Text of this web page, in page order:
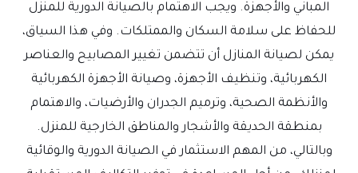
المباني والأجهزة. ويجب الاهتمام بالصيانة الدورية للمنزل
للحفاظ على سلامة السكان والممتلكات. وفي هذا السياق،
يمكن لصيانة المنازل أن تتضمن تغيير المصابيح والعناصر
الكهربائية، وتنظيف الأجهزة، وصيانة الأجهزة الكهربائية
والأنظمة الصحية، وترميم الجدران والأرضيات، والاهتمام
بمنطقة الحديقة والأشجار والمناطق الخارجية للمنزل.
وبالتالي، من المهم الاستثمار في الصيانة الدورية والوقائية